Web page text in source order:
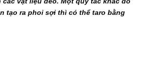
tạo ra phoi sợi thì có thể taro bằng